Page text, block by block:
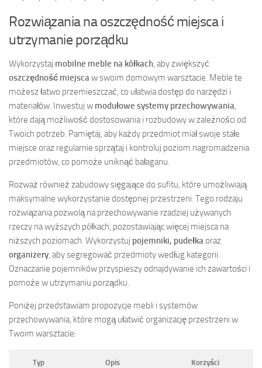
Rozwiązania na oszczędność miejsca i
utrzymanie porządku
Wykorzystaj mobilne meble na kółkach, aby zwiększyć
oszczędność miejscaw swoim domowym warsztacie. Meble te
możesz łatwo przemieszczać, co ułatwia dostęp do narzędzi i
materiałów. Inwestuj w modułowe systemy przechowywania,
które dają możliwość dostosowania i rozbudowy w zależności od
Twoich potrzeb. Pamiętaj, aby każdy przedmiot miał swoje stałe
miejsce oraz regularnie sprzątaj i kontroluj poziom nagromadzenia
przedmiotów, co pomoże uniknąć bałaganu.
Rozważ również zabudowy sięgające do sufitu, które umożliwiają
maksymalne wykorzystanie dostępnej przestrzeni. Tego rodzaju
rozwiązania pozwolą na przechowywanie rzadziej używanych
rzeczy na wyższych półkach, pozostawiając więcej miejsca na
niższych poziomach. Wykorzystuj pojemniki, pudełkaoraz
organizery, aby segregować przedmioty według kategorii.
Oznaczanie pojemników przyspieszy odnajdywanie ich zawartości i
pomoże w utrzymaniu porządku.
Poniżej przedstawiam propozycje mebli i systemów
przechowywania, które mogą ułatwić organizację przestrzeni w
Twoim warsztacie:
Typ
Opis Korzyści